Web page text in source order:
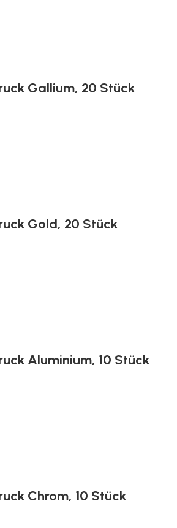
Gallium, 20 Stück
Gold, 20 Stück
Aluminium, 10 Stück
Chrom, 10 Stück